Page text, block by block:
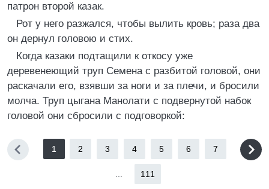
патрон второй казак.
Рот у него разжался, чтобы вылить кровь; раза два
он дернул головою и стих.
Когда казаки подтащили к откосу уже
деревенеющий труп Семена с разбитой головой, они
раскачали его, взявши за ноги и за плечи, и бросили
молча. Труп цыгана Манолати с подвернутой набок
головой они сбросили с подговоркой:
1 2 3 4 5 6 7
111